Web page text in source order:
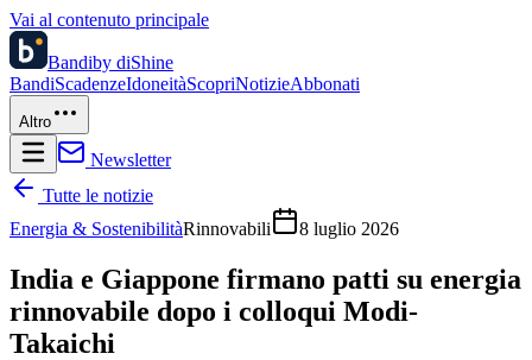
Vai al contenuto principale
Bandiby diShine
BandiScadenzeIdoneitàScopriNotizieAbbonati
Altro
Newsletter
Tutte le notizie
Energia & SostenibilitàRinnovabili 8 luglio 2026
India e Giappone firmano patti su energia
rinnovabile dopo i colloqui Modi-
Takaichi